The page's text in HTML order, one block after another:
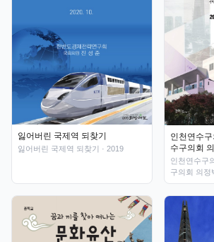
잃어버린 국제역 되찾기
잃어버린 국제역 되찾기 · 2019
인천연수
수구의회
인천연수구
구의회 의정